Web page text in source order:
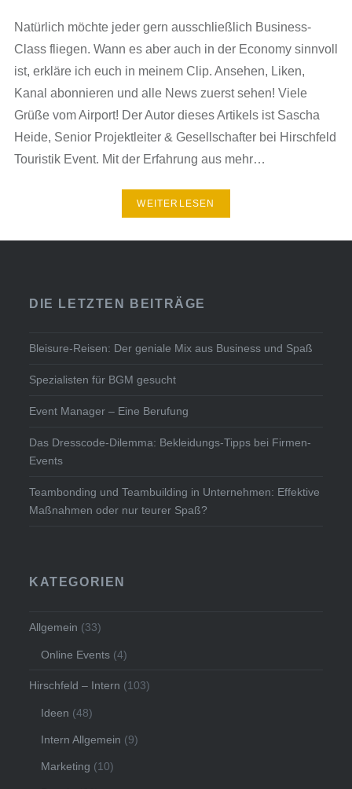
Natürlich möchte jeder gern ausschließlich Business-
Class fliegen. Wann es aber auch in der Economy sinnvoll
ist, erkläre ich euch in meinem Clip. Ansehen, Liken,
Kanal abonnieren und alle News zuerst sehen! Viele
Grüße vom Airport! Der Autor dieses Artikels ist Sascha
Heide, Senior Projektleiter & Gesellschafter bei Hirschfeld
Touristik Event. Mit der Erfahrung aus mehr…
WEITERLESEN
DIE LETZTEN BEITRÄGE
Bleisure-Reisen: Der geniale Mix aus Business und Spaß
Spezialisten für BGM gesucht
Event Manager – Eine Berufung
Das Dresscode-Dilemma: Bekleidungs-Tipps bei Firmen-
Events
Teambonding und Teambuilding in Unternehmen: Effektive
Maßnahmen oder nur teurer Spaß?
KATEGORIEN
Allgemein (33)
Online Events (4)
Hirschfeld – Intern (103)
Ideen (48)
Intern Allgemein (9)
Marketing (10)